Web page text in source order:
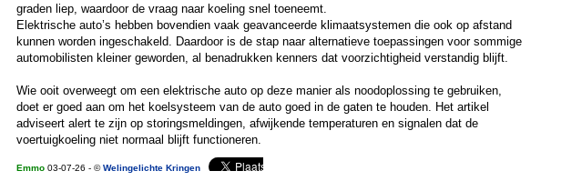
graden liep, waardoor de vraag naar koeling snel toeneemt.
Elektrische auto’s hebben bovendien vaak geavanceerde klimaatsystemen die ook op afstand
kunnen worden ingeschakeld. Daardoor is de stap naar alternatieve toepassingen voor sommige
automobilisten kleiner geworden, al benadrukken kenners dat voorzichtigheid verstandig blijft.
Wie ooit overweegt om een elektrische auto op deze manier als noodoplossing te gebruiken,
doet er goed aan om het koelsysteem van de auto goed in de gaten te houden. Het artikel
adviseert alert te zijn op storingsmeldingen, afwijkende temperaturen en signalen dat de
voertuigkoeling niet normaal blijft functioneren.
Emmo 03-07-26 - ©Welingelichte Kringen